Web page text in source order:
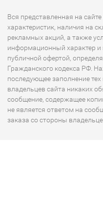
Вся представленная на
характеристик, наличия на
рекламных акций, а также
информационный характер и
публичной офертой,
Гражданского кодекса РФ.
последующее заполнение
владельцев сайта никаких
сообщение, содержащее
не является ответом на
заказа со стороны